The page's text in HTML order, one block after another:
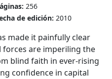
256
de edición: 2010
made it painfully clear
are imperiling the
blind faith in ever-rising
confidence in capital